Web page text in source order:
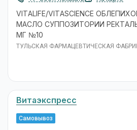
VITALIFE/VITASCIENCE
МАСЛО СУППОЗИТОРИИ
МГ №10
ТУЛЬСКАЯ ФАРМАЦЕВТИЧЕСКАЯ
Витаэкспресс
Самовывоз